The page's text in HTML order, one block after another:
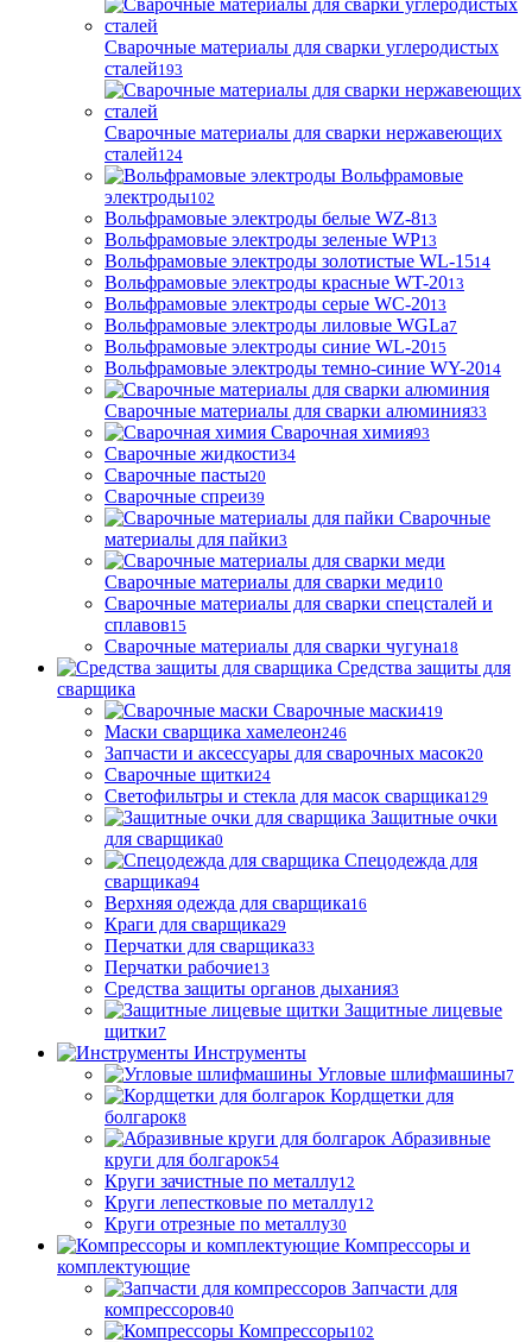
Сварочные материалы для сварки углеродистых
сталей193
Сварочные материалы для сварки нержавеющих
сталей124
Вольфрамовые
электроды102
Вольфрамовые электроды белые WZ-813
Вольфрамовые электроды зеленые WP13
Вольфрамовые электроды золотистые WL-1514
Вольфрамовые электроды красные WT-2013
Вольфрамовые электроды серые WC-2013
Вольфрамовые электроды лиловые WGLa7
Вольфрамовые электроды синие WL-2015
Вольфрамовые электроды темно-синие WY-2014
Сварочные материалы для сварки алюминия33
Сварочная химия93
Сварочные жидкости34
Сварочные пасты20
Сварочные спреи39
Сварочные
материалы для пайки3
Сварочные материалы для сварки меди10
Сварочные материалы для сварки спецсталей и
сплавов15
Сварочные материалы для сварки чугуна18
Средства защиты для
сварщика
Сварочные маски419
Маски сварщика хамелеон246
Запчасти и аксессуары для сварочных масок20
Сварочные щитки24
Светофильтры и стекла для масок сварщика129
Защитные очки
для сварщика0
Спецодежда для
сварщика94
Верхняя одежда для сварщика16
Краги для сварщика29
Перчатки для сварщика33
Перчатки рабочие13
Средства защиты органов дыхания3
Защитные лицевые
щитки7
Инструменты
Угловые шлифмашины7
Кордщетки для
болгарок8
Абразивные
круги для болгарок54
Круги зачистные по металлу12
Круги лепестковые по металлу12
Круги отрезные по металлу30
Компрессоры и
комплектующие
Запчасти для
компрессоров40
Компрессоры102